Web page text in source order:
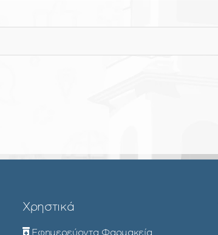
Χρηστικά
Εφημερεύοντα Φαρμακεία